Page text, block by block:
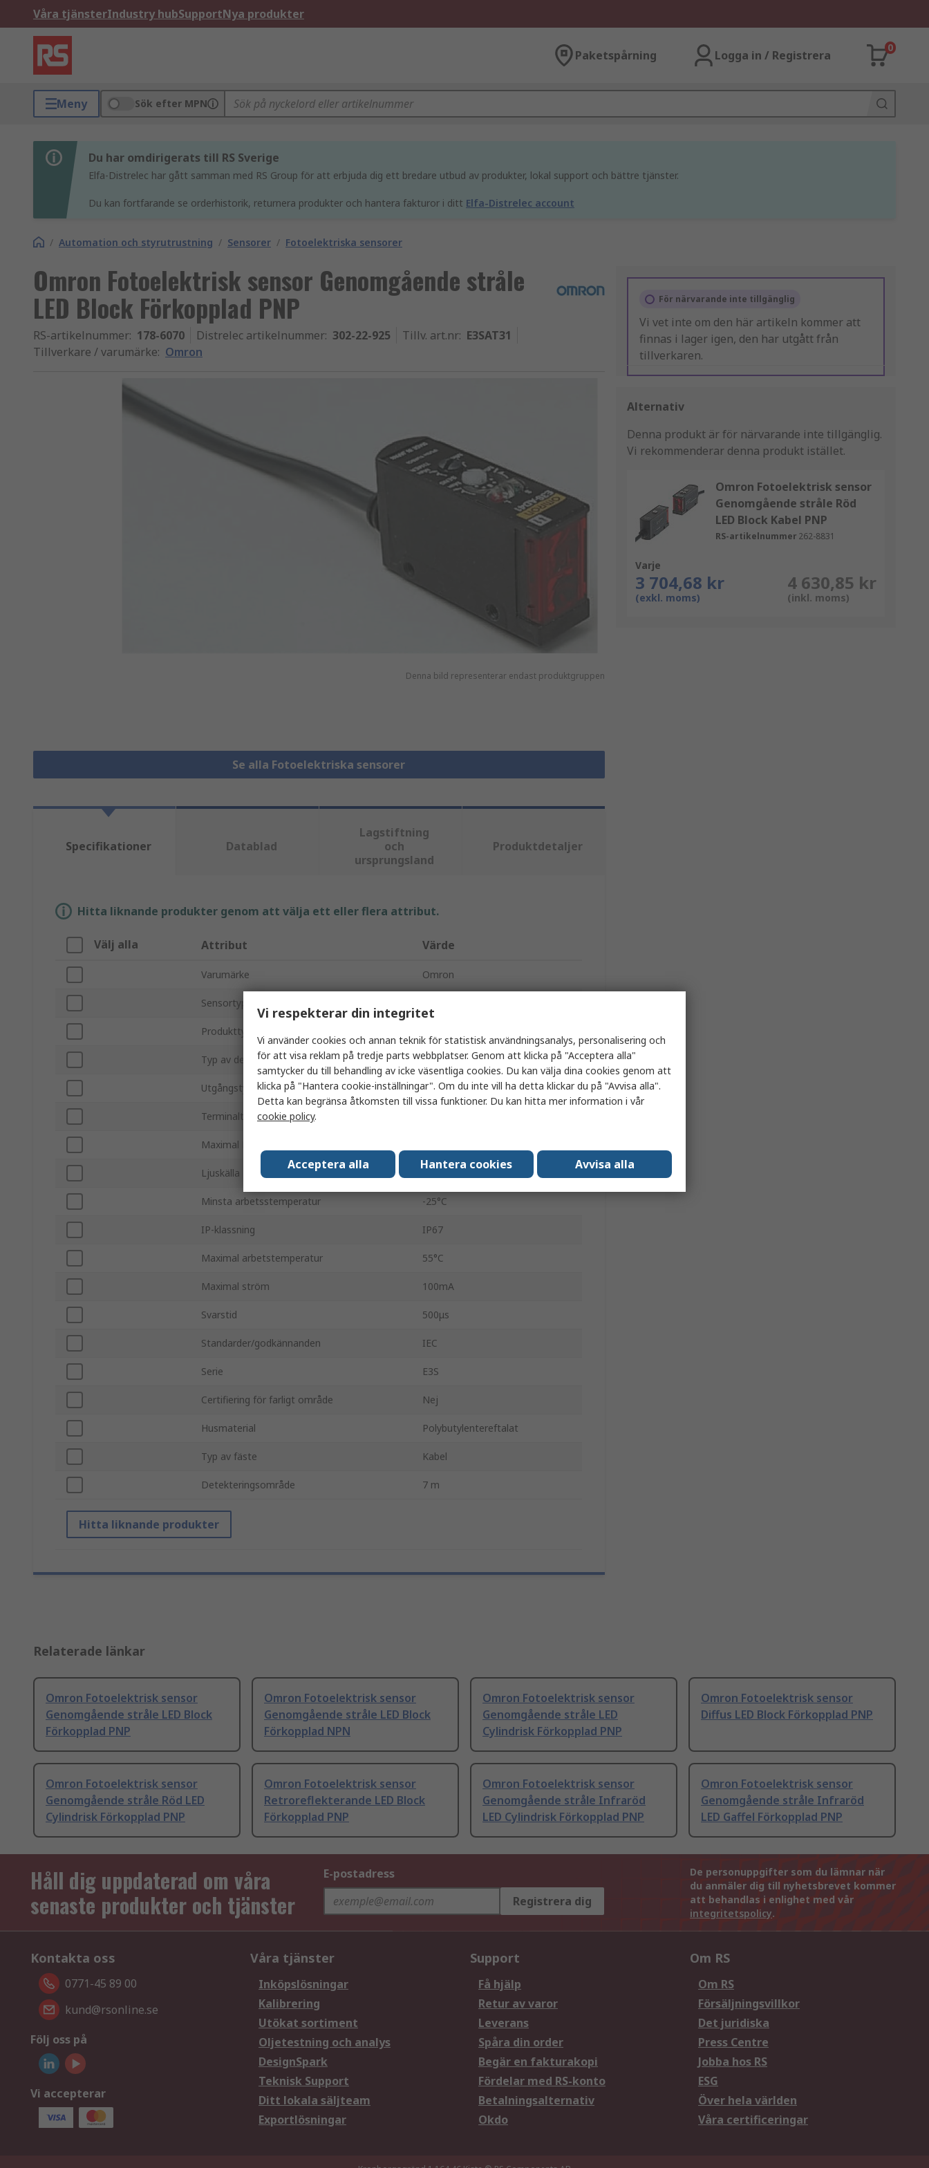
Våra tjänsterIndustry hubSupportNya produkter
Paketspårning Logga in / Registrera
0
Meny Sök efter MPN
Du har omdirigerats till RS Sverige
Elfa-Distrelec har gått samman med RS Group för att erbjuda dig ett bredare utbud av produkter, lokal support och bättre tjänster.
Du kan fortfarande se orderhistorik, returnera produkter och hantera fakturor i ditt Elfa-Distrelec account
/ Automation och styrutrustning / Sensorer / Fotoelektriska sensorer
Omron Fotoelektrisk sensor Genomgående stråle
LED Block Förkopplad PNP
RS-artikelnummer: 178-6070 Distrelec artikelnummer: 302-22-925 Tillv. art.nr: E3SAT31
Tillverkare / varumärke: Omron
Denna bild representerar endast produktgruppen
Se alla Fotoelektriska sensorer
För närvarande inte tillgänglig
Vi vet inte om den här artikeln kommer att
finnas i lager igen, den har utgått från
tillverkaren.
Alternativ
Denna produkt är för närvarande inte tillgänglig.
Vi rekommenderar denna produkt istället.
Omron Fotoelektrisk sensor
Genomgående stråle Röd
LED Block Kabel PNP
RS-artikelnummer 262-8831
Varje
3 704,68 kr
(exkl. moms)
4 630,85 kr
(inkl. moms)
Specifikationer Datablad
Lagstiftning
och
ursprungsland
Produktdetaljer
Hitta liknande produkter genom att välja ett eller flera attribut.
Välj alla Attribut Värde
Varumärke Omron
Sensortyp
Produkttyp
Typ av detektion Genomgående stråle
Utgångstyp PNP
Terminaltyp
Maximal DC-spänning
Ljuskälla
Minsta arbetsstemperatur -25°C
IP-klassning IP67
Maximal arbetstemperatur 55°C
Maximal ström 100mA
Svarstid 500μs
Standarder/godkännanden IEC
Serie E3S
Certifiering för farligt område Nej
Husmaterial Polybutylentereftalat
Typ av fäste Kabel
Detekteringsområde 7 m
Hitta liknande produkter
Relaterade länkar
Omron Fotoelektrisk sensor
Genomgående stråle LED Block
Förkopplad PNP
Omron Fotoelektrisk sensor
Genomgående stråle LED Block
Förkopplad NPN
Omron Fotoelektrisk sensor
Genomgående stråle LED
Cylindrisk Förkopplad PNP
Omron Fotoelektrisk sensor
Diffus LED Block Förkopplad PNP
Omron Fotoelektrisk sensor
Genomgående stråle Röd LED
Cylindrisk Förkopplad PNP
Omron Fotoelektrisk sensor
Retroreflekterande LED Block
Förkopplad PNP
Omron Fotoelektrisk sensor
Genomgående stråle Infraröd
LED Cylindrisk Förkopplad PNP
Omron Fotoelektrisk sensor
Genomgående stråle Infraröd
LED Gaffel Förkopplad PNP
Håll dig uppdaterad om våra
senaste produkter och tjänster
E-postadress
Registrera dig
De personuppgifter som du lämnar när
du anmäler dig till nyhetsbrevet kommer
att behandlas i enlighet med vår
integritetspolicy.
Kontakta oss
0771-45 89 00
kund@rsonline.se
Följ oss på
Vi accepterar
Våra tjänster
Inköpslösningar
Kalibrering
Utökat sortiment
Oljetestning och analys
DesignSpark
Teknisk Support
Ditt lokala säljteam
Exportlösningar
Support
Få hjälp
Retur av varor
Leverans
Spåra din order
Begär en fakturakopi
Fördelar med RS-konto
Betalningsalternativ
Okdo
Om RS
Om RS
Försäljningsvillkor
Det juridiska
Press Centre
Jobba hos RS
ESG
Över hela världen
Våra certificeringar
Vi respekterar din integritet
Vi använder cookies och annan teknik för statistisk användningsanalys, personalisering och
för att visa reklam på tredje parts webbplatser. Genom att klicka på "Acceptera alla"
samtycker du till behandling av icke väsentliga cookies. Du kan välja dina cookies genom att
klicka på "Hantera cookie-inställningar". Om du inte vill ha detta klickar du på "Avvisa alla".
Detta kan begränsa åtkomsten till vissa funktioner. Du kan hitta mer information i vår
cookie policy.
Acceptera alla Hantera cookies Avvisa alla